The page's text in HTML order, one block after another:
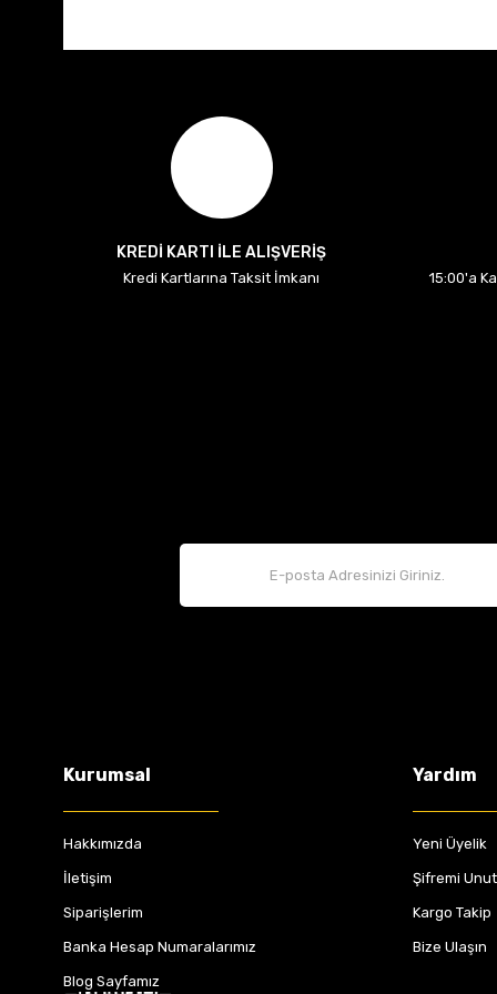
KREDİ KARTI İLE ALIŞVERİŞ
Kredi Kartlarına Taksit İmkanı
15:00'a
Kurumsal
Hakkımızda
İletişim
Siparişlerim
Banka Hesap Numaralarımız
Blog Sayfamız
Yardım
Yeni Üyelik
Şifremi
Kargo Takip
Bize Ulaşın